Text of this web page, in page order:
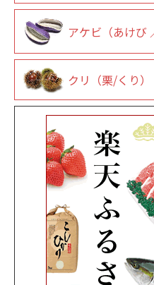
アケビ（あけび
クリ（栗/くり）